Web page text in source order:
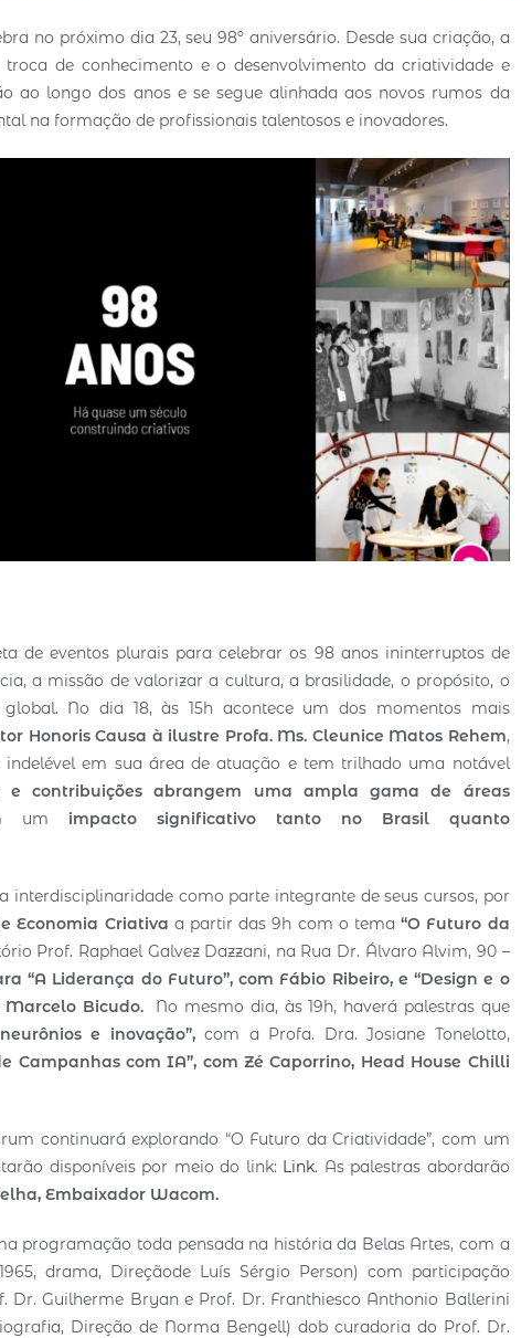
no próximo dia 23, seu 98º aniversário. Desde sua criação, a
de conhecimento e o desenvolvimento da criatividade e
ao longo dos anos e se segue alinhada aos novos rumos da
na formação de profissionais talentosos e inovadores.
de eventos plurais para celebrar os 98 anos ininterruptos de
a missão de valorizar a cultura, a brasilidade, o propósito, o
No dia 18, às 15h acontece um dos momentos mais
Honoris Causa à ilustre Profa. Ms. Cleunice Matos Rehem,
em sua área de atuação e tem trilhado uma notável
e contribuições abrangem uma ampla gama de áreas
um impacto significativo tanto no Brasil quanto
interdisciplinaridade como parte integrante de seus cursos, por
Economia Criativa a partir das 9h com o tema“O Futuro da
Prof. Raphael Galvez Dazzani, na Rua Dr. Álvaro Alvim, 90 –
“A Liderança do Futuro”, com Fábio Ribeiro, e “Design e o
Marcelo Bicudo. No mesmo dia, às 19h, haverá palestras que
e inovação”,com a Profa. Dra. Josiane Tonelotto,
Campanhas com IA”, com Zé Caporrino, Head House Chilli
continuará explorando “O Futuro da Criatividade”, com um
disponíveis por meio do link: Link. As palestras abordarão
Embaixador Wacom.
programação toda pensada na história da Belas Artes, com a
drama, Direçãode Luís Sérgio Person) com participação
Guilherme Bryan e Prof. Dr. Franthiesco Anthonio Ballerini
Direção de Norma Bengell) dob curadoria do Prof. Dr.